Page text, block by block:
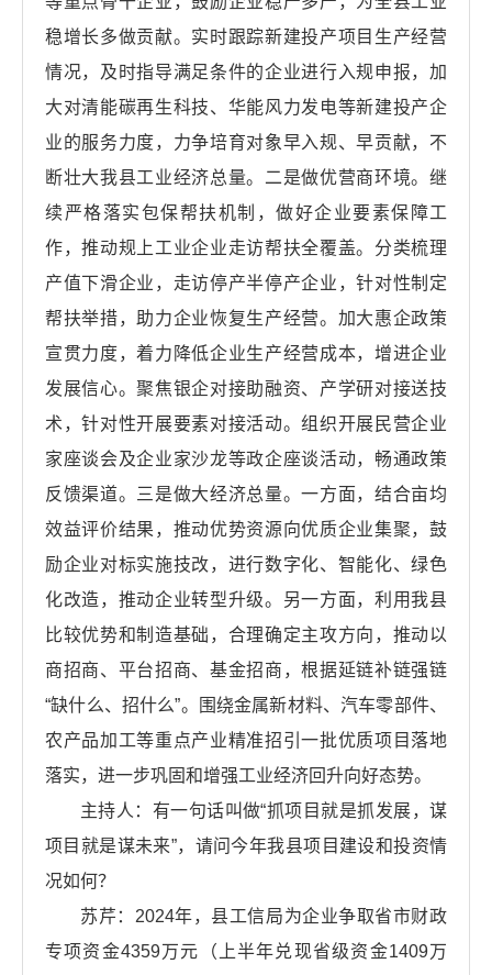
稳增长多做贡献。实时跟踪新建投产项目生产经营
情况，及时指导满足条件的企业进行入规申报，加
大对清能碳再生科技、华能风力发电等新建投产企
业的服务力度，力争培育对象早入规、早贡献，不
断壮大我县工业经济总量。二是做优营商环境。继
续严格落实包保帮扶机制，做好企业要素保障工
作，推动规上工业企业走访帮扶全覆盖。分类梳理
产值下滑企业，走访停产半停产企业，针对性制定
帮扶举措，助力企业恢复生产经营。加大惠企政策
宣贯力度，着力降低企业生产经营成本，增进企业
发展信心。聚焦银企对接助融资、产学研对接送技
术，针对性开展要素对接活动。组织开展民营企业
家座谈会及企业家沙龙等政企座谈活动，畅通政策
反馈渠道。三是做大经济总量。一方面，结合亩均
效益评价结果，推动优势资源向优质企业集聚，鼓
励企业对标实施技改，进行数字化、智能化、绿色
化改造，推动企业转型升级。另一方面，利用我县
比较优势和制造基础，合理确定主攻方向，推动以
商招商、平台招商、基金招商，根据延链补链强链
“缺什么、招什么”。围绕金属新材料、汽车零部件、
农产品加工等重点产业精准招引一批优质项目落地
落实，进一步巩固和增强工业经济回升向好态势。
主持人：有一句话叫做“抓项目就是抓发展，谋
项目就是谋未来”，请问今年我县项目建设和投资情
况如何？
苏芹：2024年，县工信局为企业争取省市财政
专项资金4359万元（上半年兑现省级资金1409万